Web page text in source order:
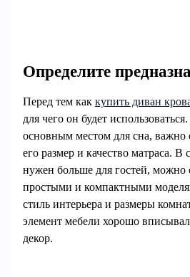
Определите
Перед тем как купить диван
для чего он будет
основным местом для сна, важно
его размер и качество матраса. В
нужен больше для гостей, можно
простыми и компактными
стиль интерьера и размеры
элемент мебели хорошо
декор.